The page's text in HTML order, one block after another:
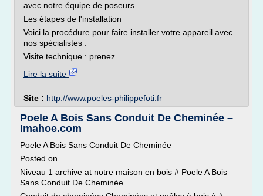
avec notre équipe de poseurs.
Les étapes de l'installation
Voici la procédure pour faire installer votre appareil avec
nos spécialistes :
Visite technique : prenez...
Lire la suite
Site : http://www.poeles-philippefoti.fr
Poele A Bois Sans Conduit De Cheminée –
Imahoe.com
Poele A Bois Sans Conduit De Cheminée
Posted on
Niveau 1 archive at notre maison en bois # Poele A Bois
Sans Conduit De Cheminée